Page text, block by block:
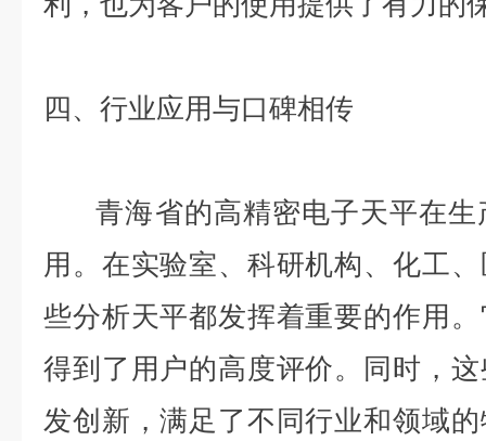
四、行业应用与口碑相传
青海省的高精密电子天平在生
用。在实验室、科研机构、化工
些分析天平都发挥着重要的作用
得到了用户的高度评价。同时，
发创新，满足了不同行业和领域